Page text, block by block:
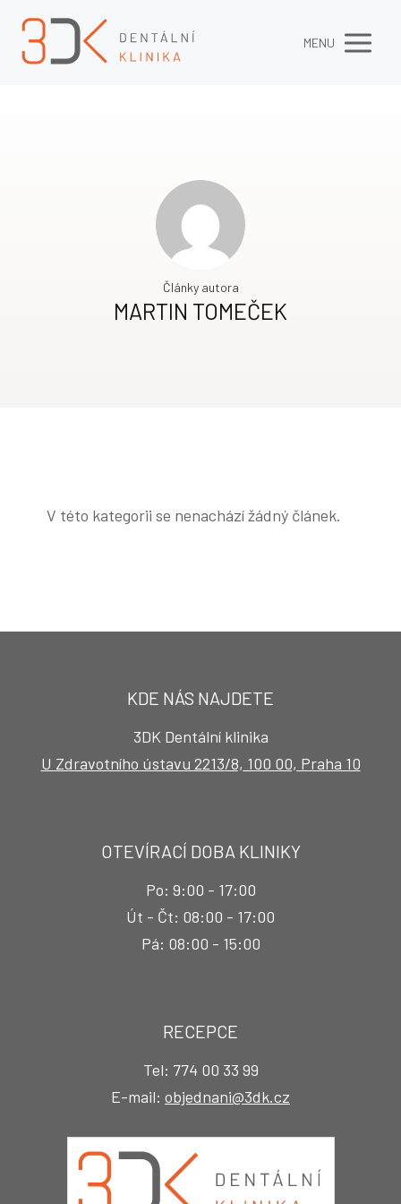
MENU
Články autora
MARTIN TOMEČEK
V této kategorii se nenachází žádný článek.
KDE NÁS NAJDETE
3DK Dentální klinika
U Zdravotního ústavu 2213/8, 100 00, Praha 10
OTEVÍRACÍ DOBA KLINIKY
Po: 9:00 - 17:00
Út - Čt: 08:00 - 17:00
Pá: 08:00 - 15:00
RECEPCE
Tel: 774 00 33 99
E-mail: objednani@3dk.cz